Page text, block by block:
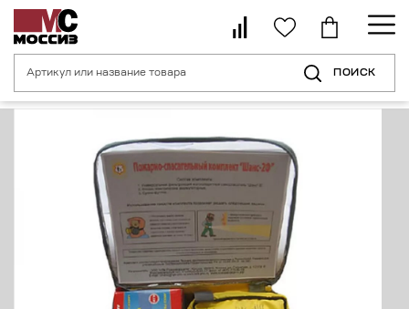
ПОИСК
Главная страница Средства индивидуальной защиты